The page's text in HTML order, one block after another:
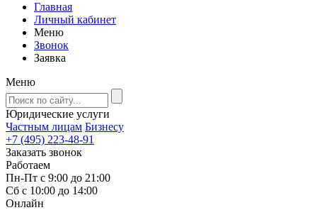
Главная
Личный кабинет
Меню
Звонок
Заявка
Меню
Юридические услуги
Частным лицам Бизнесу
+7 (495) 223-48-91
Заказать звонок
Работаем
Пн-Пт с 9:00 до 21:00
Сб с 10:00 до 14:00
Онлайн